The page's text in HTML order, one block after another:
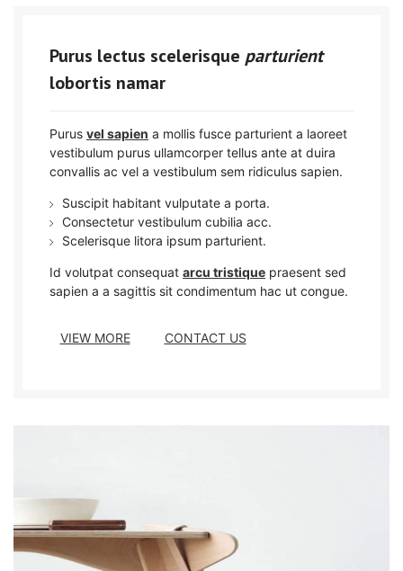
Purus lectus scelerisque parturient
lobortis namar
Purus vel sapien a mollis fusce parturient a laoreet
vestibulum purus ullamcorper tellus ante at duira
convallis ac vel a vestibulum sem ridiculus sapien.
Suscipit habitant vulputate a porta.
Consectetur vestibulum cubilia acc.
Scelerisque litora ipsum parturient.
Id volutpat consequat arcu tristique praesent sed
sapien a a sagittis sit condimentum hac ut congue.
VIEW MORE CONTACT US